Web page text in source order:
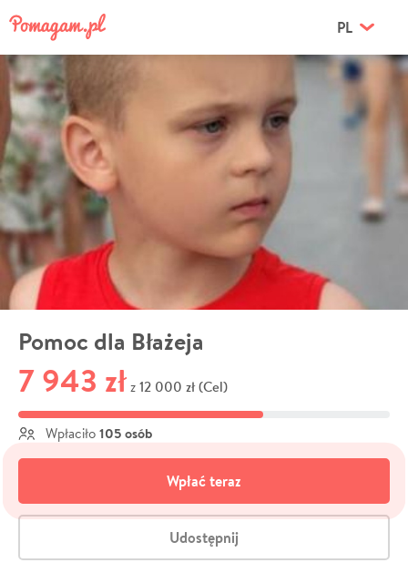
PL
Pomoc dla Błażeja
7 943 zł z 12 000 zł (Cel)
Wpłaciło 105 osób
Wpłać teraz
Udostępnij